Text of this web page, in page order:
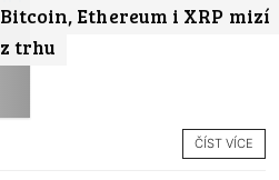
Bitcoin, Ethereum i XRP mizí
z trhu
ČÍST VÍCE